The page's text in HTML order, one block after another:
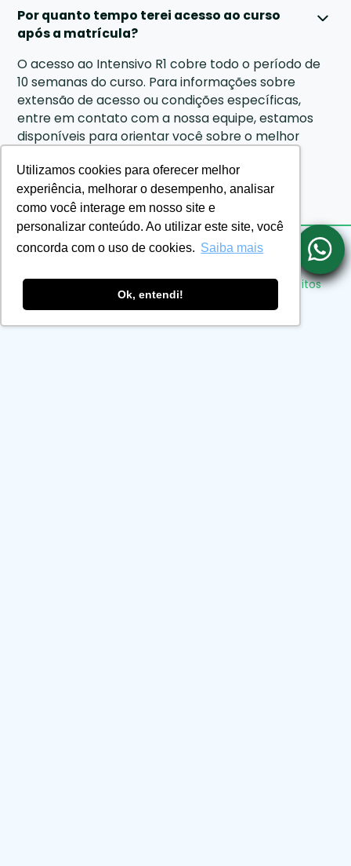
Utilizamos cookies para oferecer melhor
experiência, melhorar o desempenho, analisar
como você interage em nosso site e
personalizar conteúdo. Ao utilizar este site, você
concorda com o uso de cookies. Saiba mais
Ok, entendi!
Por quanto tempo terei acesso ao curso
após a matrícula?
O acesso ao Intensivo R1 cobre todo o período de
10 semanas do curso. Para informações sobre
extensão de acesso ou condições específicas,
entre em contato com a nossa equipe, estamos
disponíveis para orientar você sobre o melhor
Eu Médico Residente Ensino LTDA ©2026. Todos os direitos